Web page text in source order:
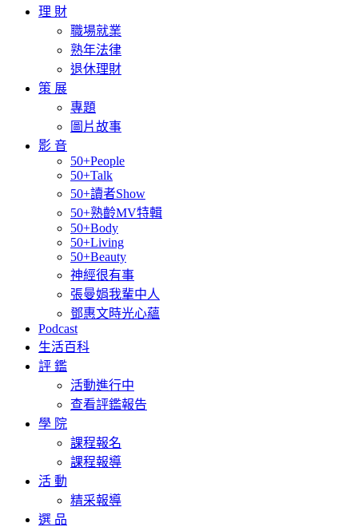
理 財
職場就業
熟年法律
退休理財
策 展
專題
圖片故事
影 音
50+People
50+Talk
50+讀者Show
50+熟齡MV特輯
50+Body
50+Living
50+Beauty
神經很有事
張曼娟我輩中人
鄧惠文時光心蘊
Podcast
生活百科
評 鑑
活動進行中
查看評鑑報告
學 院
課程報名
課程報導
活 動
精采報導
選 品